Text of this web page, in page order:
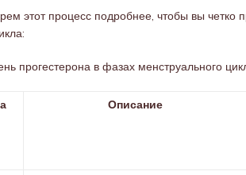
этот процесс подробнее, чтобы вы четко
прогестерона в фазах менструального
Описание